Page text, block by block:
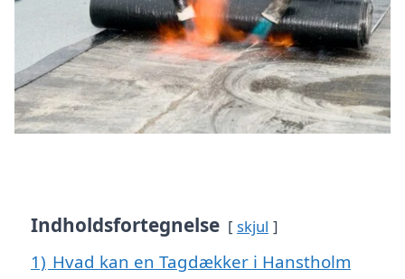
Indholdsfortegnelse skjul
1) Hvad kan en Tagdækker i Hanstholm